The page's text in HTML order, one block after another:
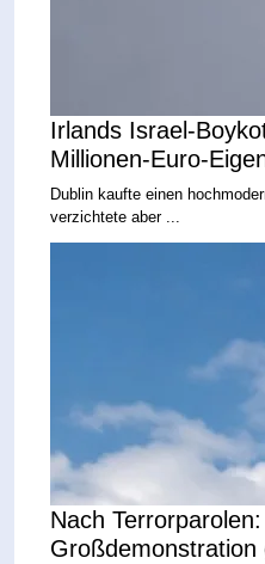
Irlands Israel-
Millionen-Euro-
Dublin kaufte einen
verzichtete aber ...
Nach
Großdemonstration